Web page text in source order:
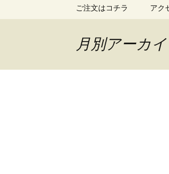
ご注文はコチラ
送料について
アク
月別アーカイ